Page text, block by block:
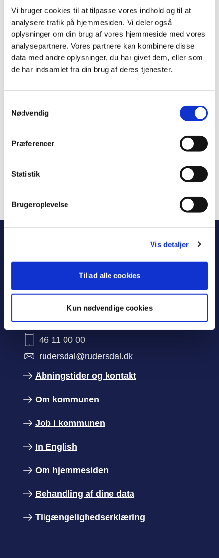
Vi bruger cookies til at tilpasse vores indhold og til at
analysere trafik på hjemmesiden. Vi deler også
oplysninger om din brug af vores hjemmeside med vores
analysepartnere. Vores partnere kan kombinere disse
data med andre oplysninger, du har givet dem, eller som
de har indsamlet fra din brug af deres tjenester.
Nødvendig
Præferencer
Statistik
Brugeroplevelse
Vis detaljer
Tillad alle cookies
Kun nødvendige cookies
Growth and company development
Helping your international staff to
settle in
Waste disposal and the environment
46 11 00 00
rudersdal@rudersdal.dk
Åbningstider og kontakt
Om kommunen
Job i kommunen
In English
Om hjemmesiden
Behandling af dine data
Tilgængelighedserklæring